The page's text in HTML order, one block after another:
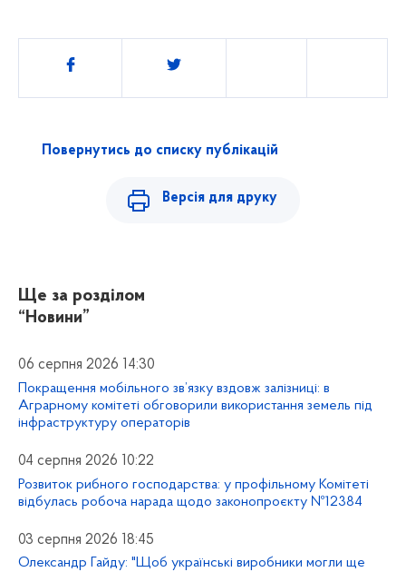
Поділитись
Повернутись до списку публікацій
Версія для друку
Ще за розділом
“Новини”
06 серпня 2026 14:30
Покращення мобільного зв’язку вздовж залізниці: в
Аграрному комітеті обговорили використання земель під
інфраструктуру операторів
04 серпня 2026 10:22
Розвиток рибного господарства: у профільному Комітеті
відбулась робоча нарада щодо законопроєкту №12384
03 серпня 2026 18:45
Олександр Гайду: "Щоб українські виробники могли ще